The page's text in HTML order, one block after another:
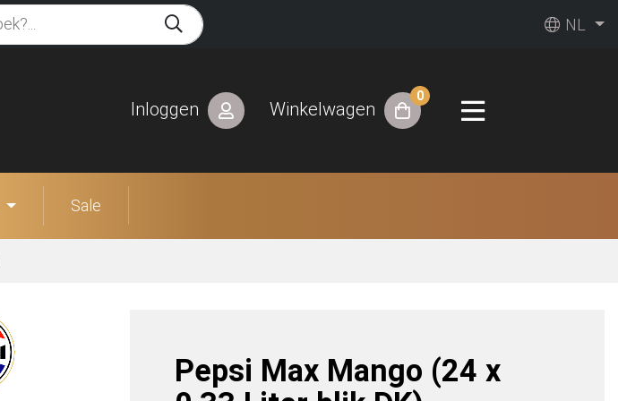
NL
Inloggen Winkelwagen
0
Sale
Pepsi Max Mango (24 x